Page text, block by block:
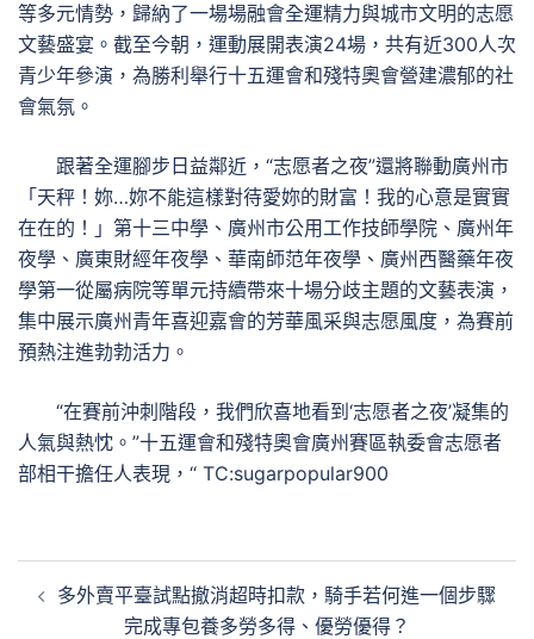
等多元情勢，歸納了一場場融會全運精力與城市文明的志愿
文藝盛宴。截至今朝，運動展開表演24場，共有近300人次
青少年參演，為勝利舉行十五運會和殘特奧會營建濃郁的社
會氣氛。
跟著全運腳步日益鄰近，“志愿者之夜”還將聯動廣州市
「天秤！妳…妳不能這樣對待愛妳的財富！我的心意是實實
在在的！」第十三中學、廣州市公用工作技師學院、廣州年
夜學、廣東財經年夜學、華南師范年夜學、廣州西醫藥年夜
學第一從屬病院等單元持續帶來十場分歧主題的文藝表演，
集中展示廣州青年喜迎嘉會的芳華風采與志愿風度，為賽前
預熱注進勃勃活力。
“在賽前沖刺階段，我們欣喜地看到‘志愿者之夜’凝集的
人氣與熱忱。”十五運會和殘特奧會廣州賽區執委會志愿者
部相干擔任人表現，“ TC:sugarpopular900
章 多外賣平臺試點撤消超時扣款，騎手若何進一個步驟
完成專包養多勞多得、優勞優得？